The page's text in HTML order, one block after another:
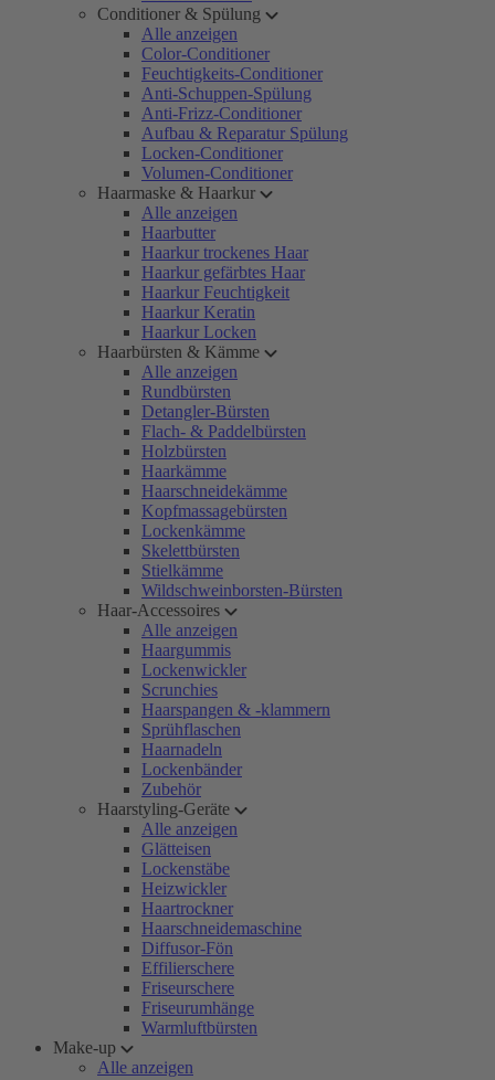
Conditioner & Spülung
Alle anzeigen
Color-Conditioner
Feuchtigkeits-Conditioner
Anti-Schuppen-Spülung
Anti-Frizz-Conditioner
Aufbau & Reparatur Spülung
Locken-Conditioner
Volumen-Conditioner
Haarmaske & Haarkur
Alle anzeigen
Haarbutter
Haarkur trockenes Haar
Haarkur gefärbtes Haar
Haarkur Feuchtigkeit
Haarkur Keratin
Haarkur Locken
Haarbürsten & Kämme
Alle anzeigen
Rundbürsten
Detangler-Bürsten
Flach- & Paddelbürsten
Holzbürsten
Haarkämme
Haarschneidekämme
Kopfmassagebürsten
Lockenkämme
Skelettbürsten
Stielkämme
Wildschweinborsten-Bürsten
Haar-Accessoires
Alle anzeigen
Haargummis
Lockenwickler
Scrunchies
Haarspangen & -klammern
Sprühflaschen
Haarnadeln
Lockenbänder
Zubehör
Haarstyling-Geräte
Alle anzeigen
Glätteisen
Lockenstäbe
Heizwickler
Haartrockner
Haarschneidemaschine
Diffusor-Fön
Effilierschere
Friseurschere
Friseurumhänge
Warmluftbürsten
Make-up
Alle anzeigen